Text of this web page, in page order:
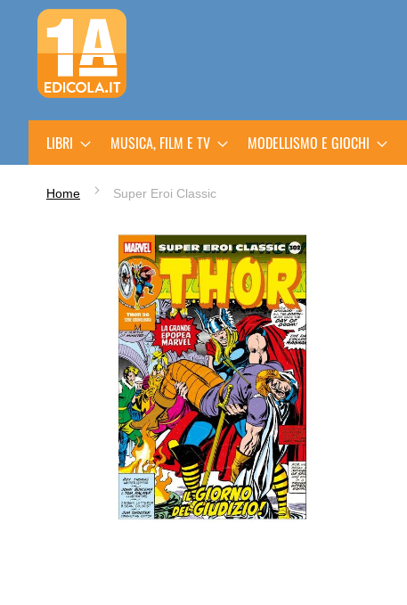
Salta
al
contenuto
LIBRI MUSICA, FILM E TV MODELLISMO E GIOCHI
Home Super Eroi Classic